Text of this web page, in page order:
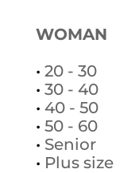
WOMAN
• 20 - 30
• 30 - 40
• 40 - 50
• 50 - 60
• Senior
• Plus size